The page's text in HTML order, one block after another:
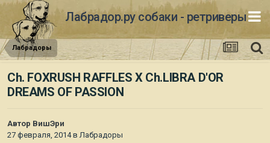
Лабрадор.ру собаки - ретриверы
Лабрадоры
Ch. FOXRUSH RAFFLES Х Ch.LIBRA D'OR
DREAMS OF PASSION
Автор ВишЭри
27 февраля, 2014вЛабрадоры